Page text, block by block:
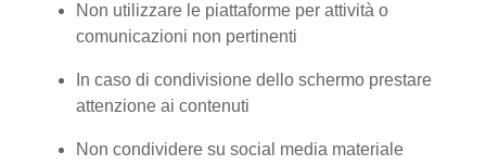
Non utilizzare le piattaforme per attività o
comunicazioni non pertinenti
In caso di condivisione dello schermo prestare
attenzione ai contenuti
Non condividere su social media materiale